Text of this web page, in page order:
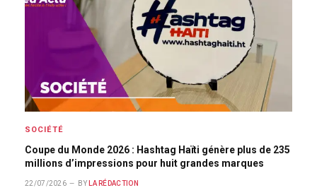
SOCIÉTÉ
Coupe du Monde 2026 : Hashtag Haïti génère plus de 235
millions d’impressions pour huit grandes marques
22/07/2026 BY LA RÉDACTION